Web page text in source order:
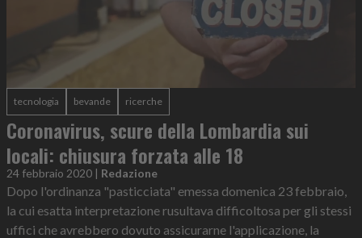
tecnologia bevande ricerche
Coronavirus, scure della Lombardia sui
locali: chiusura forzata alle 18
24 febbraio 2020 | Redazione
Dopo l'ordinanza "pasticciata" emessa domenica 23 febbraio,
la cui esatta interpretazione rusultava difficoltosa per gli stessi
uffici che avrebbero dovuto assicurarne l'applicazione, la